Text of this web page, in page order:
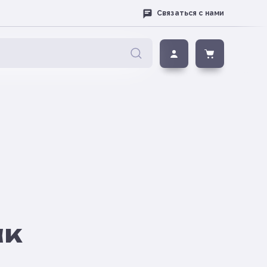
Связаться с нами